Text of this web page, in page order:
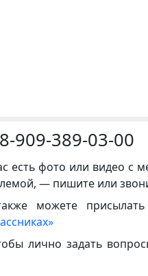
8-909-389-03-00
есть фото или видео с
— пишите или
можете
лично задать